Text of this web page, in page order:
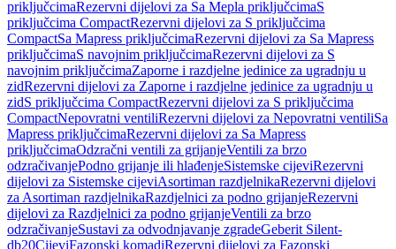
priključcimaRezervni dijelovi za Sa Mepla priključcimaS
priključcima CompactRezervni dijelovi za S priključcima
CompactSa Mapress priključcimaRezervni dijelovi za Sa Mapress
priključcimaS navojnim priključcimaRezervni dijelovi za S
navojnim priključcimaZaporne i razdjelne jedinice za ugradnju u
zidRezervni dijelovi za Zaporne i razdjelne jedinice za ugradnju u
zidS priključcima CompactRezervni dijelovi za S priključcima
CompactNepovratni ventiliRezervni dijelovi za Nepovratni ventiliSa
Mapress priključcimaRezervni dijelovi za Sa Mapress
priključcimaOdzračni ventili za grijanjeVentili za brzo
odzračivanjePodno grijanje ili hlađenjeSistemske cijeviRezervni
dijelovi za Sistemske cijeviAsortiman razdjelnikaRezervni dijelovi
za Asortiman razdjelnikaRazdjelnici za podno grijanjeRezervni
dijelovi za Razdjelnici za podno grijanjeVentili za brzo
odzračivanjeSustavi za odvodnjavanje zgradeGeberit Silent-
db20CijeviFazonski komadiRezervni dijelovi za Fazonski